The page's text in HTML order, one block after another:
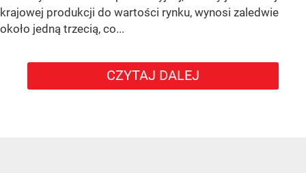
krajowej produkcji do wartości rynku, wynosi zaledwie
około jedną trzecią, co...
CZYTAJ DALEJ